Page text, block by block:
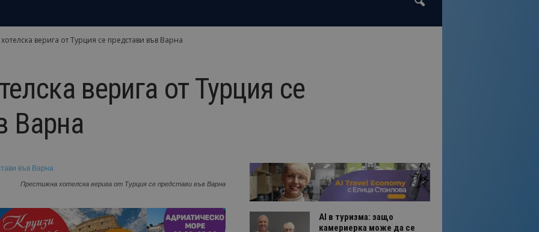
верига от Турция се представи във Варна
верига от Турция се
Варна
Престижна хотелска верига от Турция се представи във Варна
AI в туризма: защо
камериерка може да се